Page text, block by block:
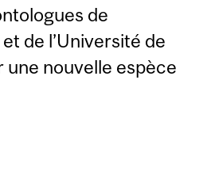
de
de l’Université de
une nouvelle espèce